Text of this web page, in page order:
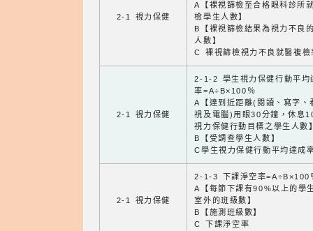
2-1 視力保健
A【裸視篩檢至合格眼科診所
檢學生人數】
B【裸視篩檢結果為視力不良
人數】
C 裸視篩檢視力不良就醫複檢
2-1 視力保健
2-1-2 學生視力保健行動平均
率=A÷B×100％
A【達到近距離(閱讀、寫字、
視及電腦)用眼30分鐘，休息
視力保健行動目標之學生人數
B【受調查學生人數】
C學生視力保健行動平均達成
2-1 視力保健
2-1-3 下課淨空率=A÷B×100
A【每節下課有90%以上的學
室外的班級數】
B【施測班級數】
C 下課淨空率